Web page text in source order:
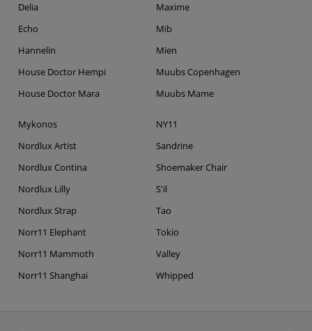
Delia
Echo
Hannelin
House Doctor Hempi
House Doctor Mara
Maxime
Mib
Mien
Muubs Copenhagen
Muubs Mame
Mykonos
Nordlux Artist
Nordlux Contina
Nordlux Lilly
Nordlux Strap
Norr11 Elephant
Norr11 Mammoth
Norr11 Shanghai
NY11
Sandrine
Shoemaker Chair
S'il
Tao
Tokio
Valley
Whipped